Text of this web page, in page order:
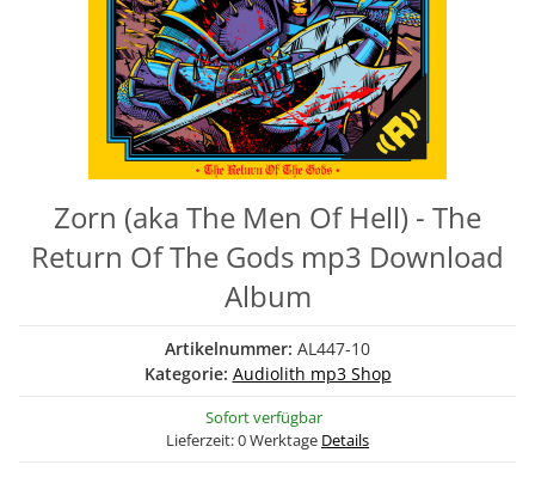
Zorn (aka The Men Of Hell) - The
Return Of The Gods mp3 Download
Album
Artikelnummer: AL447-10
Kategorie: Audiolith mp3 Shop
Sofort verfügbar
Lieferzeit:0 Werktage Details